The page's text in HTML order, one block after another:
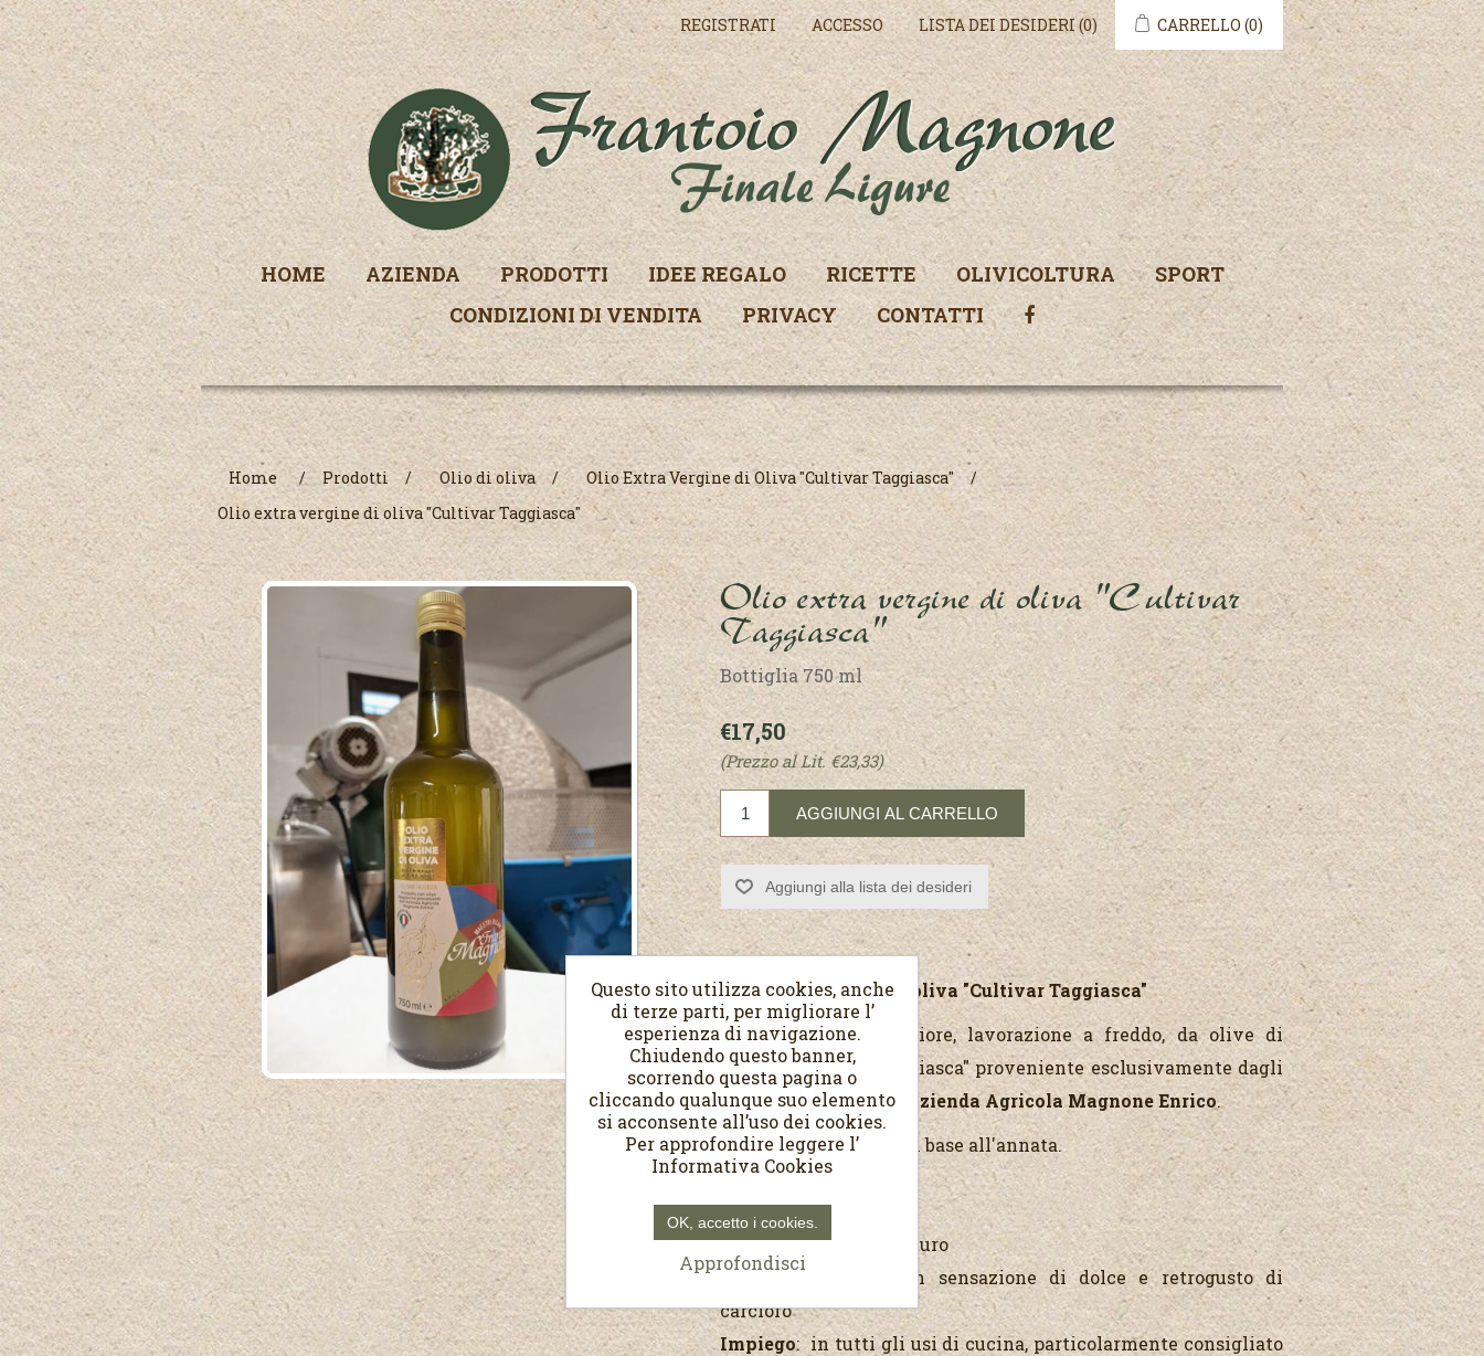
REGISTRATI ACCESSO LISTA DEI DESIDERI(0) CARRELLO (0)
HOME AZIENDA PRODOTTI IDEE REGALO RICETTE OLIVICOLTURA
SPORT
CONDIZIONI DI VENDITA
PRIVACY CONTATTI
Home / Prodotti / Olio di oliva / Olio Extra Vergine di Oliva "Cultivar Taggiasca"
/
Olio extra vergine di oliva "Cultivar Taggiasca"
Olio extra vergine di oliva "Cultivar
Taggiasca"
Bottiglia 750 ml
€17,50
(Prezzo al Lit. €23,33)
Olio extra vergine di oliva "Cultivar Taggiasca"
Olio di qualità superiore, lavorazione a freddo, da olive di
varietà "Cultivar Taggiasca" proveniente esclusivamente dagli
oliveti coltivati nell'
Azienda Agricola Magnone Enrico.
Produzione limitata in base all'annata.
Colore: Giallo
Profumo: fruttato maturo
Sapore: fruttato con sensazione di dolce e retrogusto di
carciofo
Impiego: in tutti gli usi di cucina, particolarmente consigliato
Questo sito utilizza cookies, anche
di terze parti, per migliorare l’
esperienza di navigazione.
Chiudendo questo banner,
scorrendo questa pagina o
cliccando qualunque suo elemento
si acconsente all’uso dei cookies.
Per approfondire leggere l’
Informativa Cookies
OK, accetto i cookies.
Approfondisci